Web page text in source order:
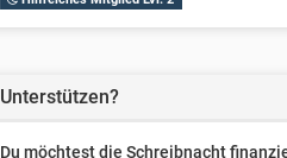
Unterstützen?
Du möchtest die Schreibnacht